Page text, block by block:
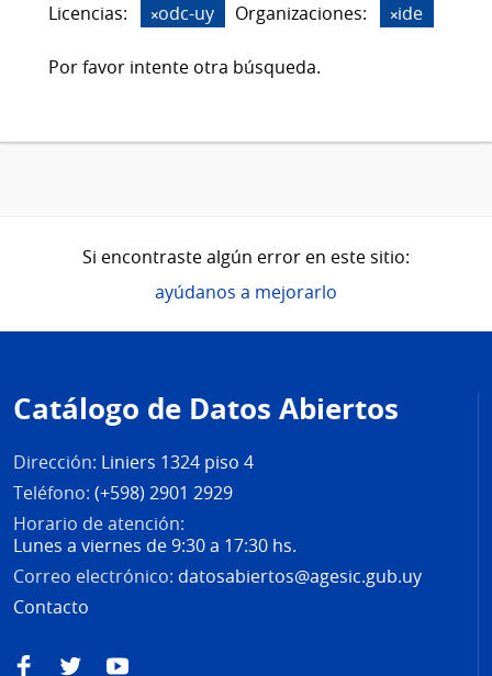
Licencias:
odc-uy Organizaciones: ide
Por favor intente otra búsqueda.
Si encontraste algún error en este sitio:
ayúdanos a mejorarlo
de
página
Catálogo de Datos Abiertos
Dirección: Liniers 1324 piso 4
Teléfono: (+598) 2901 2929
Horario de atención:
Lunes a viernes de 9:30 a 17:30 hs.
Correo electrónico: datosabiertos@agesic.gub.uy
Contacto
FacebookTwitterYouTube